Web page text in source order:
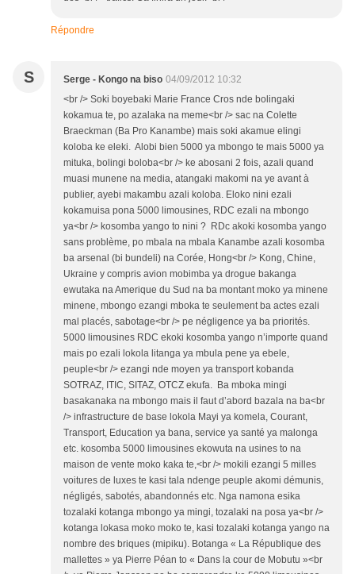
Répondre
S Serge - Kongo na biso 04/09/2012 10:32
<br /> Soki boyebaki Marie France Cros nde bolingaki
kokamua te, po azalaka na meme<br /> sac na Colette
Braeckman (Ba Pro Kanambe) mais soki akamue elingi
koloba ke eleki. Alobi bien 5000 ya mbongo te mais 5000 ya
mituka, bolingi boloba<br /> ke abosani 2 fois, azali quand
muasi munene na media, atangaki makomi na ye avant à
publier, ayebi makambu azali koloba. Eloko nini ezali
kokamuisa pona 5000 limousines, RDC ezali na mbongo
ya<br /> kosomba yango to nini ? RDc akoki kosomba yango
sans problème, po mbala na mbala Kanambe azali kosomba
ba arsenal (bi bundeli) na Corée, Hong<br /> Kong, Chine,
Ukraine y compris avion mobimba ya drogue bakanga
ewutaka na Amerique du Sud na ba montant moko ya minene
minene, mbongo ezangi mboka te seulement ba actes ezali
mal placés, sabotage<br /> pe négligence ya ba priorités.
5000 limousines RDC ekoki kosomba yango n’importe quand
mais po ezali lokola litanga ya mbula pene ya ebele,
peuple<br /> ezangi nde moyen ya transport kobanda
SOTRAZ, ITIC, SITAZ, OTCZ ekufa. Ba mboka mingi
basakanaka na mbongo mais il faut d’abord bazala na ba<br
/> infrastructure de base lokola Mayi ya komela, Courant,
Transport, Education ya bana, service ya santé ya malonga
etc. kosomba 5000 limousines ekowuta na usines to na
maison de vente moko kaka te,<br /> mokili ezangi 5 milles
voitures de luxes te kasi tala ndenge peuple akomi démunis,
négligés, sabotés, abandonnés etc. Nga namona esika
tozalaki kotanga mbongo ya mingi, tozalaki na posa ya<br />
kotanga lokasa moko moko te, kasi tozalaki kotanga yango na
nombre des briques (mipiku). Botanga « La République des
mallettes » ya Pierre Péan to « Dans la cour de Mobutu »<br